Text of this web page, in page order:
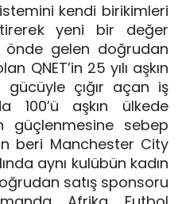
kendi birikimleri
yeni bir değer
önde gelen doğrudan
QNET’in 25 yılı aşkın
çığır açan iş
100’ü aşkın ülkede
güçlenmesine sebep
beri Manchester City
aynı kulübün kadın
satış sponsoru